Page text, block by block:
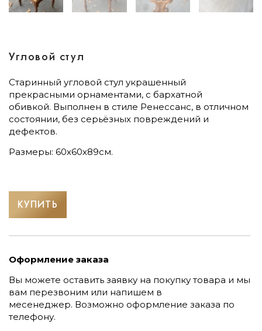
Угловой стул
Старинный угловой стул украшенный
прекрасными орнаментами, с бархатной
обивкой. Выполнен в стиле Ренессанс, в отличном
состоянии, без серьёзных повреждений и
дефектов.
Размеры: 60х60х89см.
КУПИТЬ
Оформление заказа
Вы можете оставить заявку на покупку товара и мы
вам перезвоним или напишем в
месенеджер. Возможно оформление заказа по
телефону.